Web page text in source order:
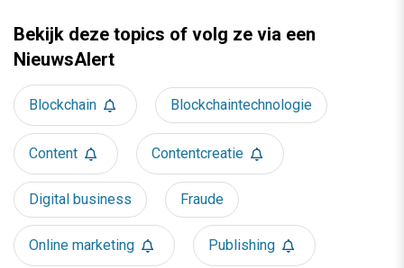
Bekijk deze topics of volg ze via een
NieuwsAlert
Blockchain Blockchaintechnologie
Content Contentcreatie
Digital business Fraude
Online marketing Publishing